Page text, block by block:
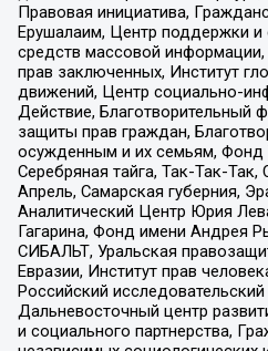
Правовая инициатива,
Ерушалаим, Центр поддержки и
средств массовой
прав заключенных, Институт
движений, Центр социально-
Действие, Благотворительный
защиты прав граждан,
осужденным и их семьям, Фонд
Серебряная тайга, Так-Так-
Апрель, Самарская губерния,
Аналитический Центр Юрия
Гагарина, Фонд имени Андрея
СИБАЛЬТ, Уральская
Евразии, Институт прав
Российский
Дальневосточный центр
и социального партнерства,